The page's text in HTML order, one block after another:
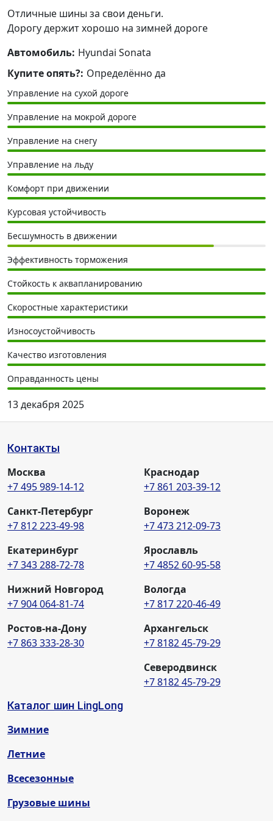
Отличные шины за свои деньги.
Дорогу держит хорошо на зимней дороге
Автомобиль: Hyundai Sonata
Купите опять?: Определённо да
Управление на сухой дороге
Управление на мокрой дороге
Управление на снегу
Управление на льду
Комфорт при движении
Курсовая устойчивость
Бесшумность в движении
Эффективность торможения
Стойкость к аквапланированию
Скоростные характеристики
Износоустойчивость
Качество изготовления
Оправданность цены
13 декабря 2025
Контакты
Москва
+7 495 989-14-12
Санкт-Петербург
+7 812 223-49-98
Екатеринбург
+7 343 288-72-78
Нижний Новгород
+7 904 064-81-74
Ростов-на-Дону
+7 863 333-28-30
Краснодар
+7 861 203-39-12
Воронеж
+7 473 212-09-73
Ярославль
+7 4852 60-95-58
Вологда
+7 817 220-46-49
Архангельск
+7 8182 45-79-29
Северодвинск
+7 8182 45-79-29
Каталог шин LingLong
Зимние
Летние
Всесезонные
Грузовые шины